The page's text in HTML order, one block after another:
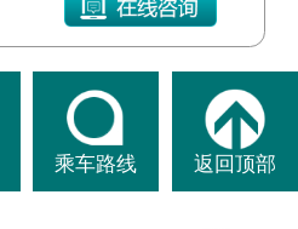
乘车路线 返回顶部